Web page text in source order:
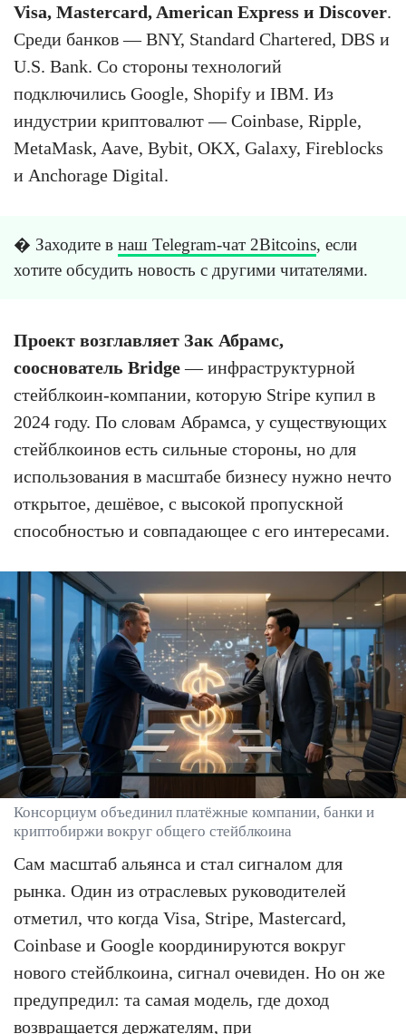
Visa, Mastercard, American Express и Discover.
Среди банков — BNY, Standard Chartered, DBS и
U.S. Bank. Со стороны технологий
подключились Google, Shopify и IBM. Из
индустрии криптовалют — Coinbase, Ripple,
MetaMask, Aave, Bybit, OKX, Galaxy, Fireblocks
и Anchorage Digital.
� Заходите в наш Telegram-чат 2Bitcoins, если
хотите обсудить новость с другими читателями.
Проект возглавляет Зак Абрамс,
сооснователь Bridge— инфраструктурной
стейблкоин-компании, которую Stripe купил в
2024 году. По словам Абрамса, у существующих
стейблкоинов есть сильные стороны, но для
использования в масштабе бизнесу нужно нечто
открытое, дешёвое, с высокой пропускной
способностью и совпадающее с его интересами.
Консорциум объединил платёжные компании, банки и
криптобиржи вокруг общего стейблкоина
Сам масштаб альянса и стал сигналом для
рынка. Один из отраслевых руководителей
отметил, что когда Visa, Stripe, Mastercard,
Coinbase и Google координируются вокруг
нового стейблкоина, сигнал очевиден. Но он же
предупредил: та самая модель, где доход
возвращается держателям, при